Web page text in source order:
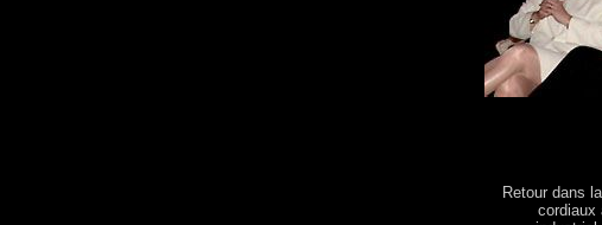
Retour dans
cordiaux